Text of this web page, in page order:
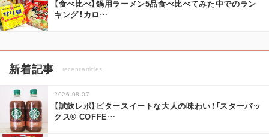
【食べ比べ】鍋用ラーメン5品食べ比べてみた中でのラン
キング！カロ …
新着記事 recent articles
2026.08.07
【試飲レポ】ビタースイートな大人の味わい！「スターバッ
クス® COFFE…